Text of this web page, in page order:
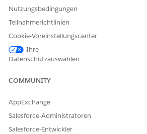
Nutzungsbedingungen
Teilnahmerichtlinien
Cookie-Voreinstellungscenter
Ihre
Datenschutzauswahlen
COMMUNITY
AppExchange
Salesforce-Administratoren
Salesforce-Entwickler